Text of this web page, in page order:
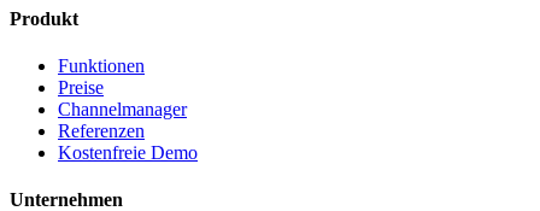
Produkt
Funktionen
Preise
Channelmanager
Referenzen
Kostenfreie Demo
Unternehmen